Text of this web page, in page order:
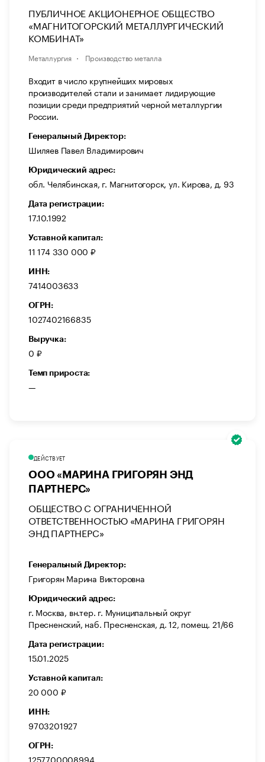
ПУБЛИЧНОЕ АКЦИОНЕРНОЕ ОБЩЕСТВО
«МАГНИТОГОРСКИЙ МЕТАЛЛУРГИЧЕСКИЙ
КОМБИНАТ»
Металлургия Производство металла
Входит в число крупнейших мировых
производителей стали и занимает лидирующие
позиции среди предприятий черной металлургии
России.
Генеральный Директор:
Шиляев Павел Владимирович
Юридический адрес:
обл. Челябинская, г. Магнитогорск, ул. Кирова, д. 93
Дата регистрации:
17.10.1992
Уставной капитал:
11 174 330 000 ₽
ИНН:
7414003633
ОГРН:
1027402166835
Выручка:
0 ₽
Темп прироста:
—
ДЕЙСТВУЕТ
ООО «МАРИНА ГРИГОРЯН ЭНД
ПАРТНЕРС»
ОБЩЕСТВО С ОГРАНИЧЕННОЙ
ОТВЕТСТВЕННОСТЬЮ «МАРИНА ГРИГОРЯН
ЭНД ПАРТНЕРС»
Генеральный Директор:
Григорян Марина Викторовна
Юридический адрес:
г. Москва, вн.тер. г. Муниципальный округ
Пресненский, наб. Пресненская, д. 12, помещ. 21/66
Дата регистрации:
15.01.2025
Уставной капитал:
20 000 ₽
ИНН:
9703201927
ОГРН:
1257700008994